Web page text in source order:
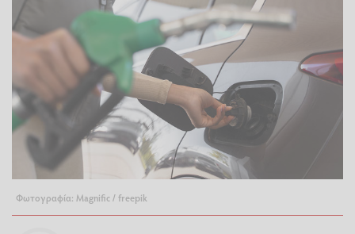
Φωτογραφία: Magnific / freepik